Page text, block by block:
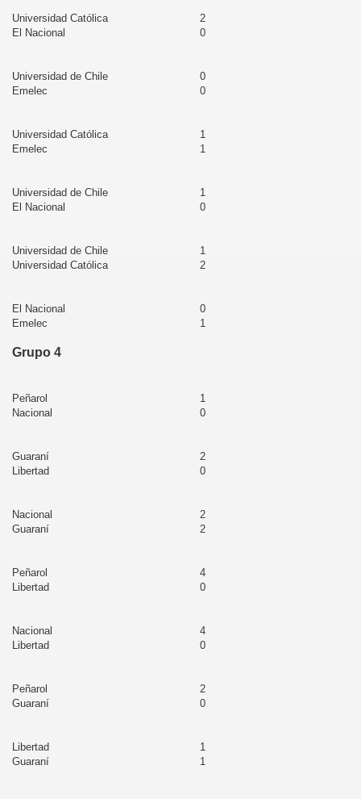
Universidad Católica
2
El Nacional
0
Universidad de Chile
0
Emelec
0
Universidad Católica
1
Emelec
1
Universidad de Chile
1
El Nacional
0
Universidad de Chile
1
Universidad Católica
2
El Nacional
0
Emelec
1
Grupo 4
Peñarol
1
Nacional
0
Guaraní
2
Libertad
0
Nacional
2
Guaraní
2
Peñarol
4
Libertad
0
Nacional
4
Libertad
0
Peñarol
2
Guaraní
0
Libertad
1
Guaraní
1